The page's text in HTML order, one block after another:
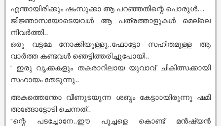
എന്തായിരിക്കും ഷംസുക്കാ ആ പറഞ്ഞതിന്റെ പൊരുൾ…
ജിജ്ഞാസയോടെയവൾ ആ പത്രത്താളുകൾ മെല്ലെ
നിവർത്തി..
ഒരു വട്ടമേ നോക്കിയുള്ളു..ഫോട്ടോ സഹിതമുള്ള ആ
വാർത്ത കണ്ടവൾ ഞെട്ടിത്തരിച്ചുപോയി..
‘ ഇരു വൃക്കകളും തകരാറിലായ യുവാവ് ചികിത്സക്കായി
സഹായം തേടുന്നു..
അകത്തെന്തോ വീണുടയുന്ന ശബ്ദം കേട്ടാായിരുന്നു ഷമി
അങ്ങോട്ടോടി ചെന്നത്..
“ന്റെ പടച്ചോനേ..ഈ പൂച്ചളെ കൊണ്ട് മൻഷ്യൻ